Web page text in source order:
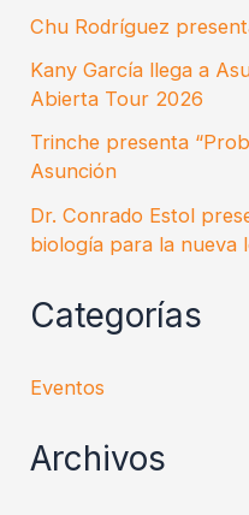
Chu Rodríguez
Kany García llega a
Abierta Tour 2026
Trinche presenta
Asunción
Dr. Conrado Estol
biología para la nueva
Categorías
Eventos
Archivos